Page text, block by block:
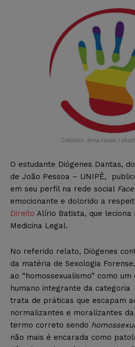
Créditos: Anna Hedik /
O estudante Diógenes Dantas,
de João Pessoa – UNIPÊ,
em seu perfil na rede social
emocionante e dolorido a
Direito Alírio Batista, que leciona
Medicina Legal.
No referido relato, Diógenes
da matéria de Sexologia
ao “homossexualismo” como
humano integrante da categoria
trata de práticas que escapam
normalizantes e moralizantes
termo correto sendo
não mais é encarada como